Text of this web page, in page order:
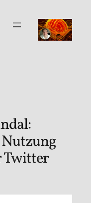
Twitter